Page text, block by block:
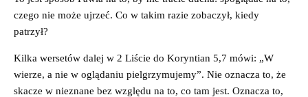
czego nie może ujrzeć. Co w takim razie zobaczył, kiedy
patrzył?
Kilka wersetów dalej w 2 Liście do Koryntian 5,7 mówi: „W
wierze, a nie w oglądaniu pielgrzymujemy”. Nie oznacza to, że
skacze w nieznane bez względu na to, co tam jest. Oznacza to,